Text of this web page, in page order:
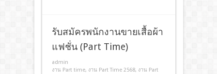
รับสมัครพนักงานขายเสื้อผ้า
แฟชั่น (Part Time)
admin
งาน Part time, งาน Part Time 2568, งาน Part